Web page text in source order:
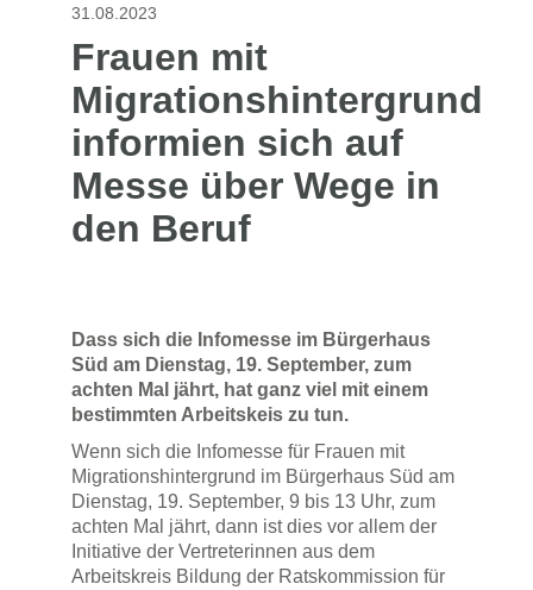
31.08.2023
Frauen mit
Migrationshintergrund
informien sich auf
Messe über Wege in
den Beruf
Dass sich die Infomesse im Bürgerhaus
Süd am Dienstag, 19. September, zum
achten Mal jährt, hat ganz viel mit einem
bestimmten Arbeitskeis zu tun.
Wenn sich die Infomesse für Frauen mit
Migrationshintergrund im Bürgerhaus Süd am
Dienstag, 19. September, 9 bis 13 Uhr, zum
achten Mal jährt, dann ist dies vor allem der
Initiative der Vertreterinnen aus dem
Arbeitskreis Bildung der Ratskommission für